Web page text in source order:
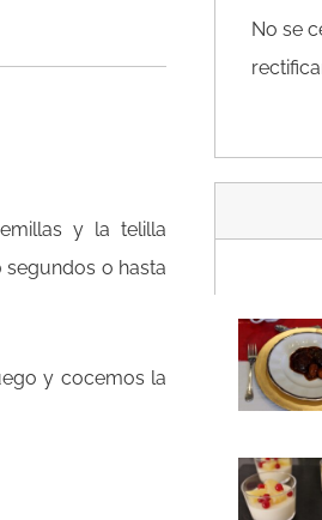
y la telilla
o hasta
y cocemos la
No se